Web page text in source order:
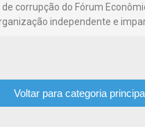
de corrupção do Fórum
independente e
Voltar para categoria